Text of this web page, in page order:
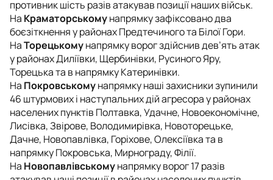
противник шість разів атакував позиції наших військ.
На Краматорськомунапрямку зафіксовано два
боєзіткнення у районах Предтечиного та Білої Гори.
НаТорецькомунапрямку ворог здійснив дев’ять атак
у районах Диліївки, Щербинівки, Русиного Яру,
Торецька та в напрямку Катеринівки.
На Покровськомунапрямку наші захисники зупинили
46 штурмових і наступальних дій агресора у районах
населених пунктів Полтавка, Удачне, Новоекономічне,
Лисівка, Звірове, Володимирівка, Новоторецьке,
Дачне, Новопавлівка, Горіхове, Олексіївка та в
напрямку Покровська, Мирнограду, Філії.
На Новопавлівськомунапрямку ворог 17 разів